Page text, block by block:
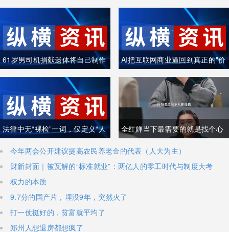
61岁男司机捐献遗体将自己制作
成木乃伊
AI把互联网商业逼回到真正的"价
值创造"
法律中无“裸检”一词，仅定义“人
身检查”
全红婵当下最需要的就是找个心
理医生
今年两会公开建议提高农民养老金的代表（人大为主）
财新封面｜被瓦解的“标准就业”：两亿人的零工时代与制度大考
权力的本质
9.7分的国产片，埋没9年，突然火了
打一仗挺好的，贫富就平均了
郑州人想退房都想疯了